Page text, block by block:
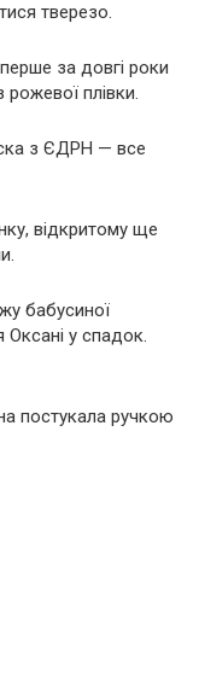
тверезо.
за довгі роки
плівки.
з ЄДРН — все
відкритому ще
бабусиної
Оксані у спадок.
постукала ручкою